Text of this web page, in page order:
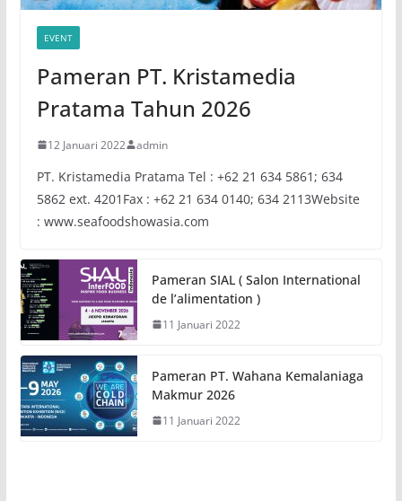
EVENT
Pameran PT. Kristamedia
Pratama Tahun 2026
12 Januari 2022 admin
PT. Kristamedia Pratama Tel : +62 21 634 5861; 634
5862 ext. 4201Fax : +62 21 634 0140; 634 2113Website
: www.seafoodshowasia.com
Pameran SIAL ( Salon International
de l’alimentation )
11 Januari 2022
Pameran PT. Wahana Kemalaniaga
Makmur 2026
11 Januari 2022